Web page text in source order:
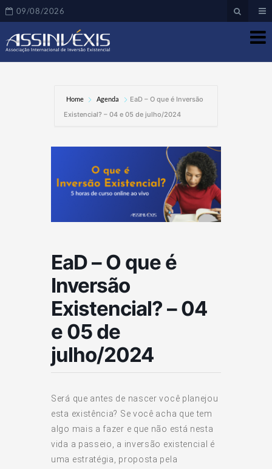
09/08/2026
Home Agenda
EaD – O que é Inversão
Existencial? – 04 e 05 de julho/2024
EaD – O que é
Inversão
Existencial? – 04
e 05 de
julho/2024
Será que antes de nascer você planejou
esta existência? Se você acha que tem
algo mais a fazer e que não está nesta
vida a passeio, a inversão existencial é
uma estratégia, proposta pela